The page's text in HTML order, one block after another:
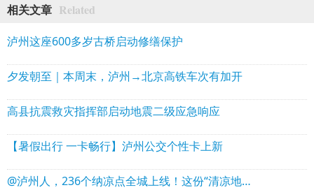
相关文章 Related
泸州这座600多岁古桥启动修缮保护
夕发朝至｜本周末，泸州→北京高铁车次有加开
高县抗震救灾指挥部启动地震二级应急响应
【暑假出行 一卡畅行】泸州公交个性卡上新
@泸州人，236个纳凉点全城上线！这份“清凉地图”请查收